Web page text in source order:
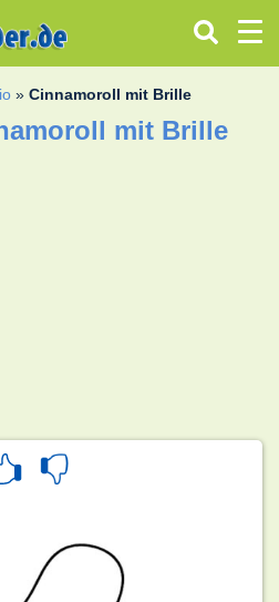
»Cinnamoroll mit Brille
mit Brille